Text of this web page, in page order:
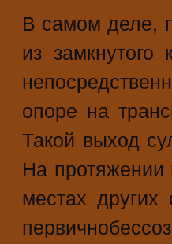
В самом деле,
из замкнутого
опоре на
Такой выход
На протяжении
местах других